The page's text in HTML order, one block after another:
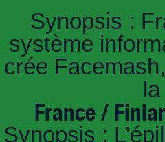
Synopsis :
système
crée
France /
Synopsis :